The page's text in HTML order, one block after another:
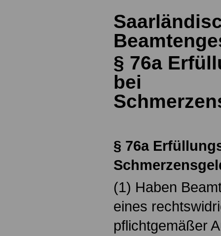
§ 76a
bei
§ 76a
(1) Haben
eines
pflichtgemäßer